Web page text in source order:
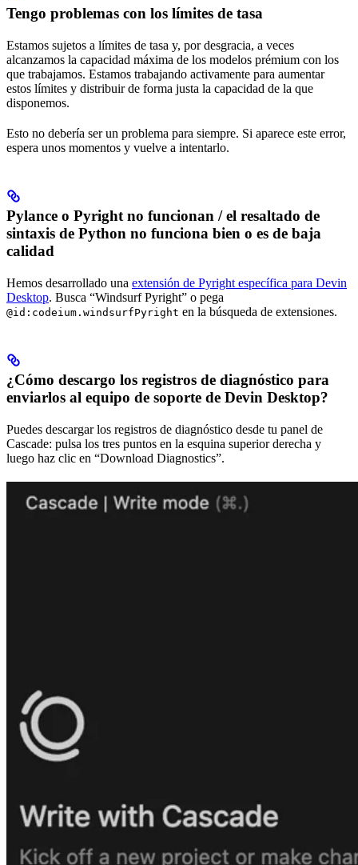
Tengo problemas con los límites de tasa
Estamos sujetos a límites de tasa y, por desgracia, a veces
alcanzamos la capacidad máxima de los modelos prémium con los
que trabajamos. Estamos trabajando activamente para aumentar
estos límites y distribuir de forma justa la capacidad de la que
disponemos.
Esto no debería ser un problema para siempre. Si aparece este error,
espera unos momentos y vuelve a intentarlo.
Pylance o Pyright no funcionan / el resaltado de
sintaxis de Python no funciona bien o es de baja
calidad
Hemos desarrollado una extensión de Pyright específica para Devin
Desktop. Busca “Windsurf Pyright” o pega
@id:codeium.windsurfPyright en la búsqueda de extensiones.
¿Cómo descargo los registros de diagnóstico para
enviarlos al equipo de soporte de Devin Desktop?
Puedes descargar los registros de diagnóstico desde tu panel de
Cascade: pulsa los tres puntos en la esquina superior derecha y
luego haz clic en “Download Diagnostics”.